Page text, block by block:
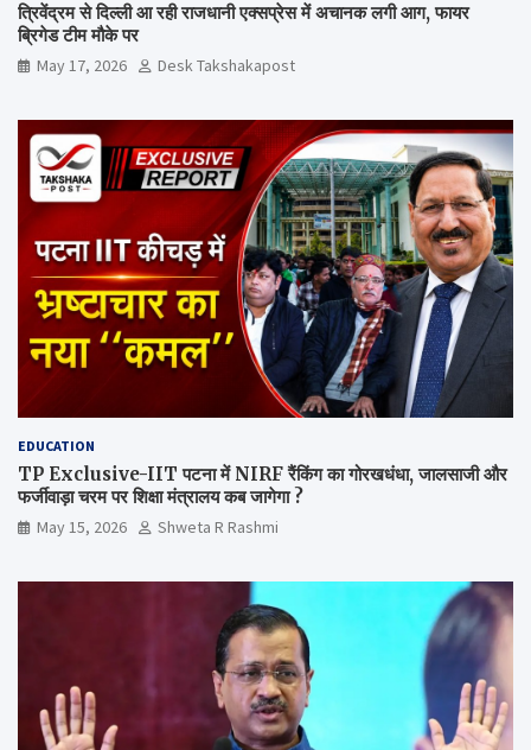
त्रिवेंद्रम से दिल्ली आ रही राजधानी एक्सप्रेस में अचानक लगी आग, फायर
ब्रिगेड टीम मौके पर
May 17, 2026 Desk Takshakapost
EDUCATION
TP Exclusive-IIT पटना में NIRF रैंकिंग का गोरखधंधा, जालसाजी और
फर्जीवाड़ा चरम पर शिक्षा मंत्रालय कब जागेगा ?
May 15, 2026 Shweta R Rashmi